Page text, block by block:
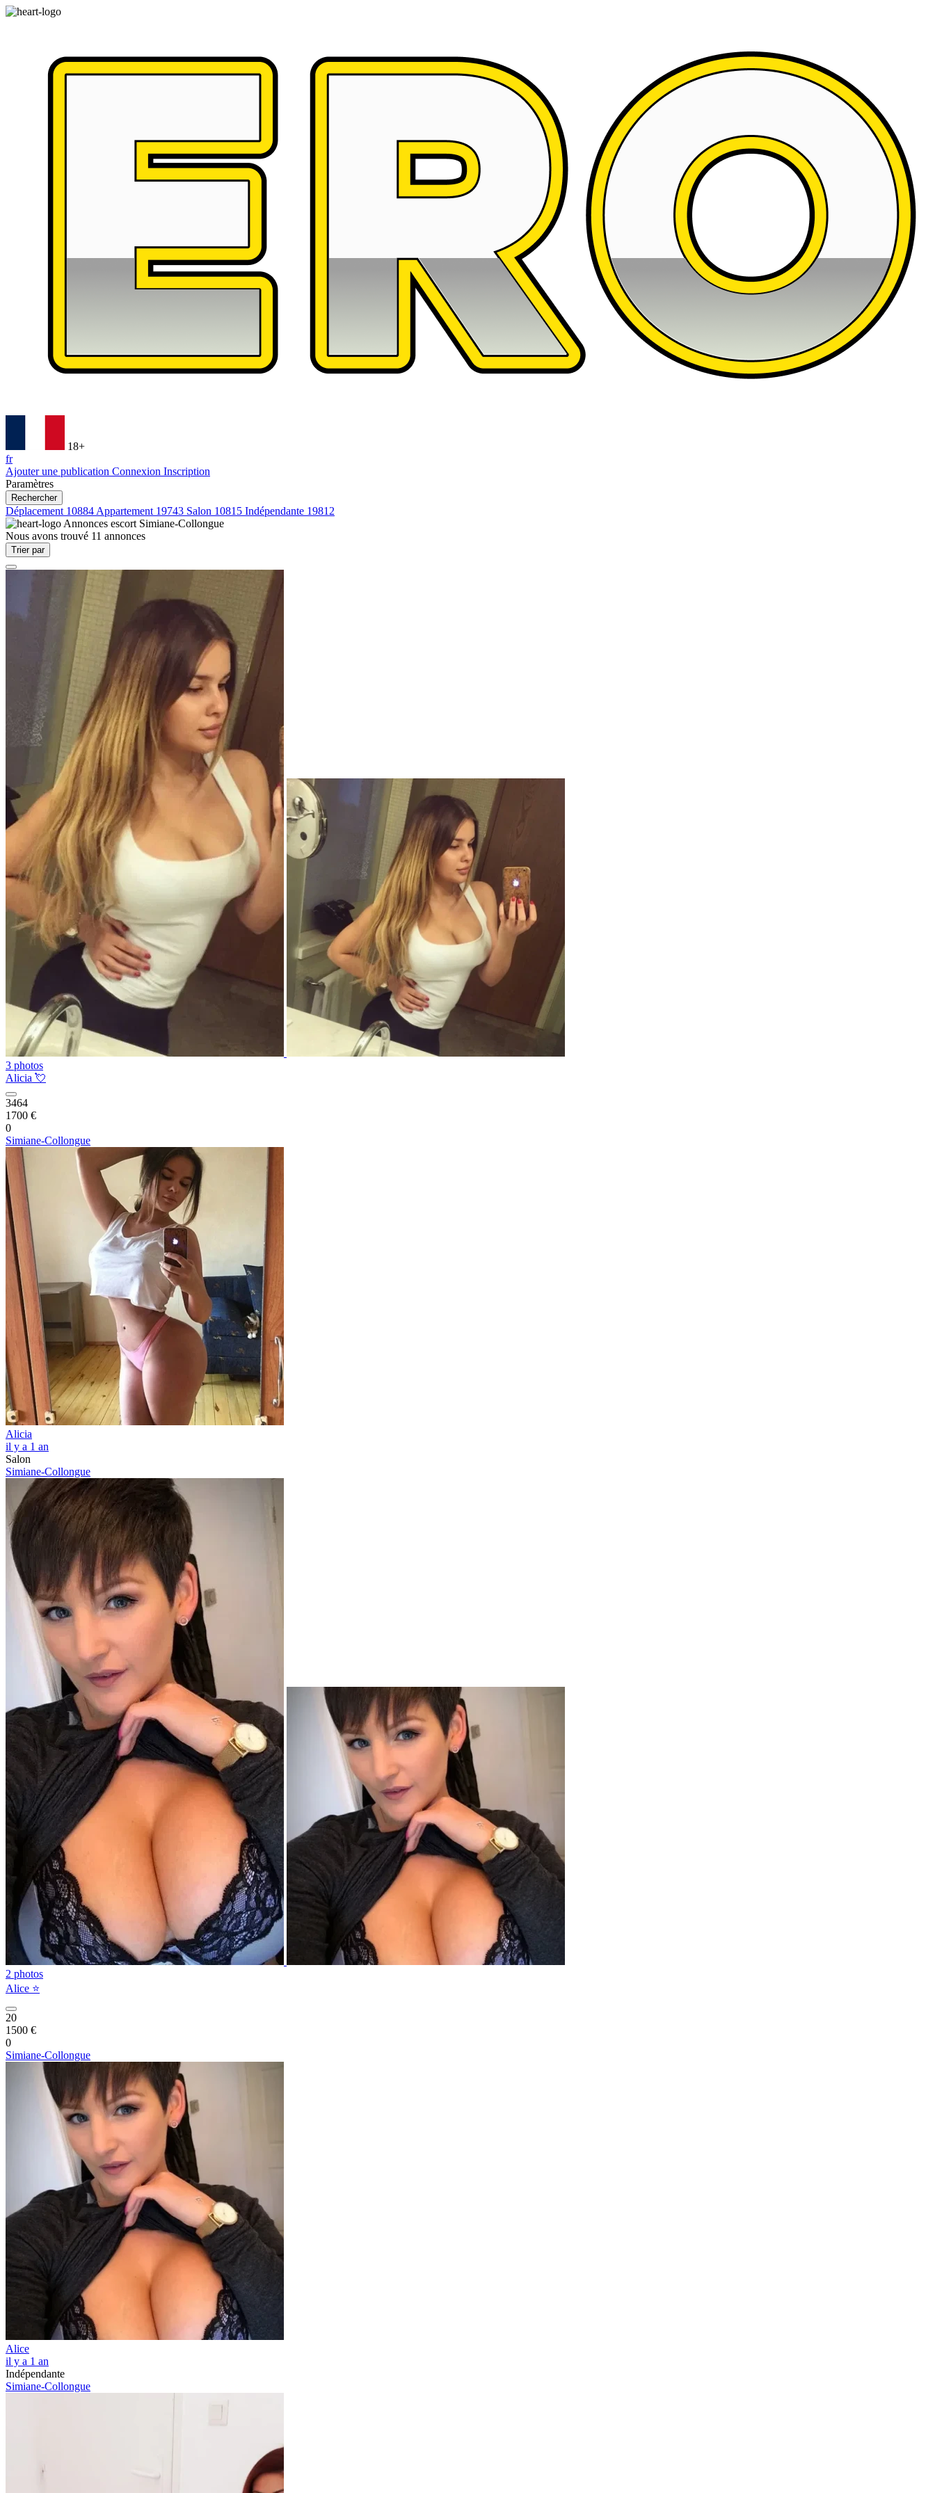
18+
fr
Ajouter une publication Connexion Inscription
Paramètres
Rechercher
Déplacement 10884 Appartement 19743 Salon 10815 Indépendante 19812
Annonces escort Simiane-Collongue
Nous avons trouvé 11 annonces
Trier par
3 photos
Alicia 💘
3464
1700 €
0
Simiane-Collongue
Alicia
il y a 1 an
Salon
Simiane-Collongue
2 photos
Alice ⭐️
20
1500 €
0
Simiane-Collongue
Alice
il y a 1 an
Indépendante
Simiane-Collongue